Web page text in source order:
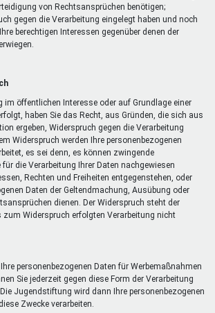
von Rechtsansprüchen benötigen;
gegen die Verarbeitung eingelegt haben und noch
berechtigen Interessen gegenüber denen der
im öffentlichen Interesse oder auf Grundlage einer
haben Sie das Recht, aus Gründen, die sich aus
ergeben, Widerspruch gegen die Verarbeitung
Widerspruch werden Ihre personenbezogenen
es sei denn, es können zwingende
die Verarbeitung Ihrer Daten nachgewiesen
Rechten und Freiheiten entgegenstehen, oder
Daten der Geltendmachung, Ausübung oder
dienen. Der Widerspruch steht der
zum Widerspruch erfolgten Verarbeitung nicht
personenbezogenen Daten für Werbemaßnahmen
Sie jederzeit gegen diese Form der Verarbeitung
Jugendstiftung wird dann Ihre personenbezogenen
Zwecke verarbeiten.